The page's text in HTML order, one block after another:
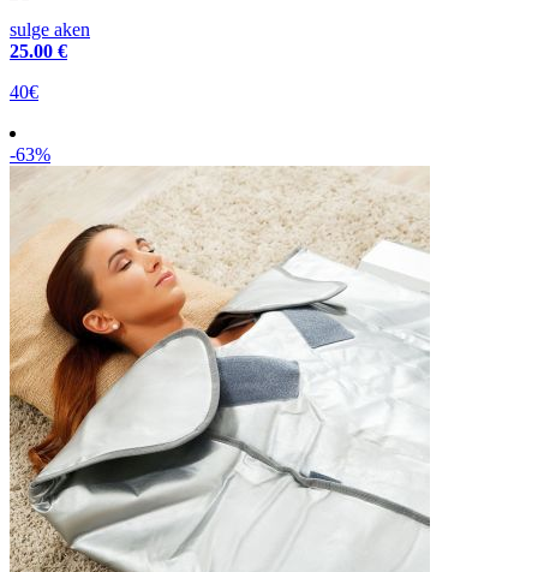
sulge aken
25.00 €
40€
-63%